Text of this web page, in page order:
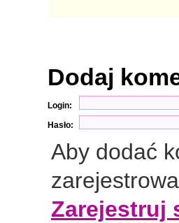
Dodaj
Login:
Hasło:
Aby dodać
Zarejestruj